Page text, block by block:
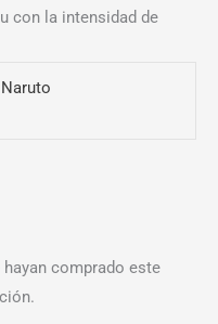
con la intensidad de
Naruto
comprado este